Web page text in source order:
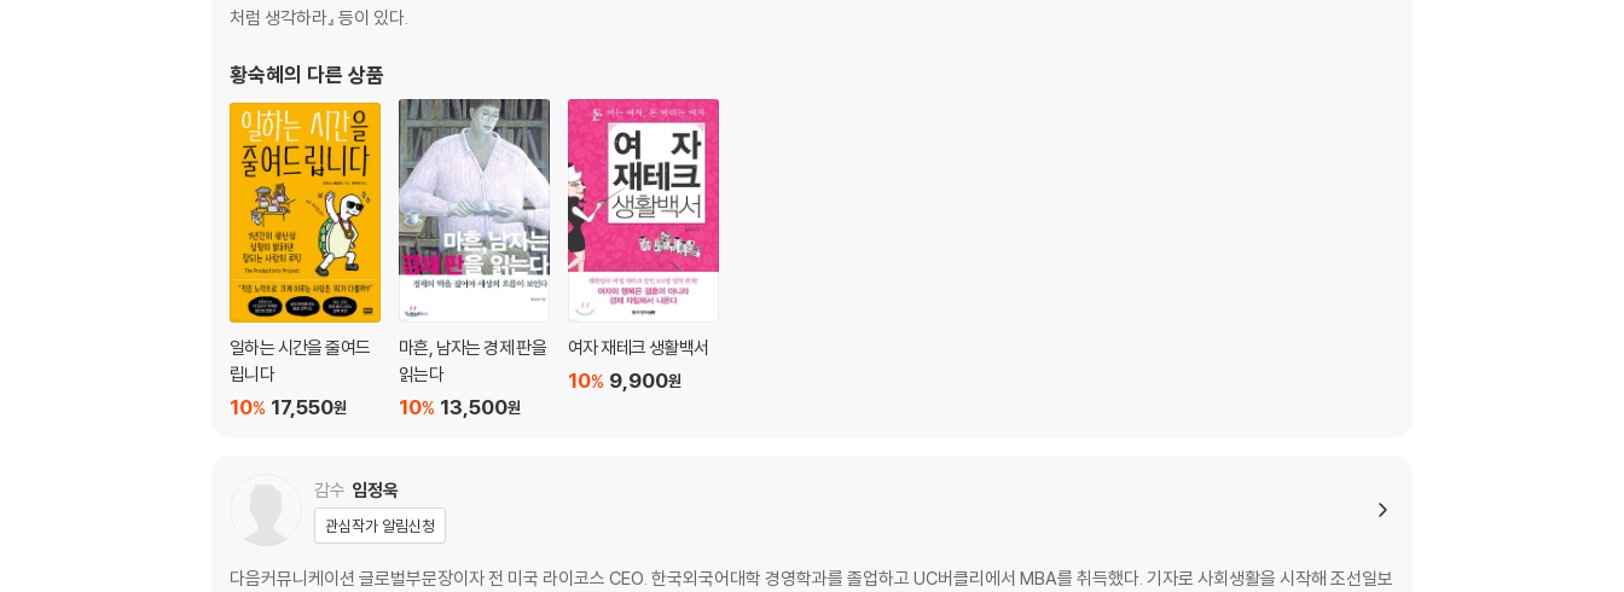
처럼 생각하라』 등이 있다.
황숙혜의 다른 상품
일하는 시간을 줄여드
립니다
17,550원
10%
마흔, 남자는 경제 판을
읽는다
13,500원
10%
여자 재테크 생활백서
9,900원
10%
감수 임정욱
관심작가 알림신청
다음커뮤니케이션 글로벌부문장이자 전 미국 라이코스 CEO. 한국외국어대학 경영학과를 졸업하고 UC버클리에서 MBA를 취득했다. 기자로 사회생활을 시작해 조선일보